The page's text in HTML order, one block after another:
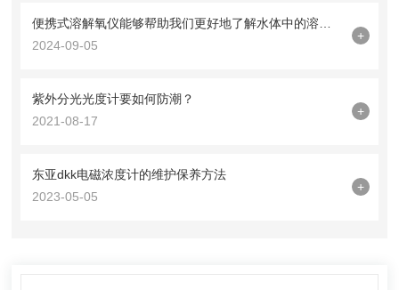
2024-09-05
+
紫外分光光度计要如何防潮？
2021-08-17
+
东亚dkk电磁浓度计的维护保养方法
2023-05-05
+